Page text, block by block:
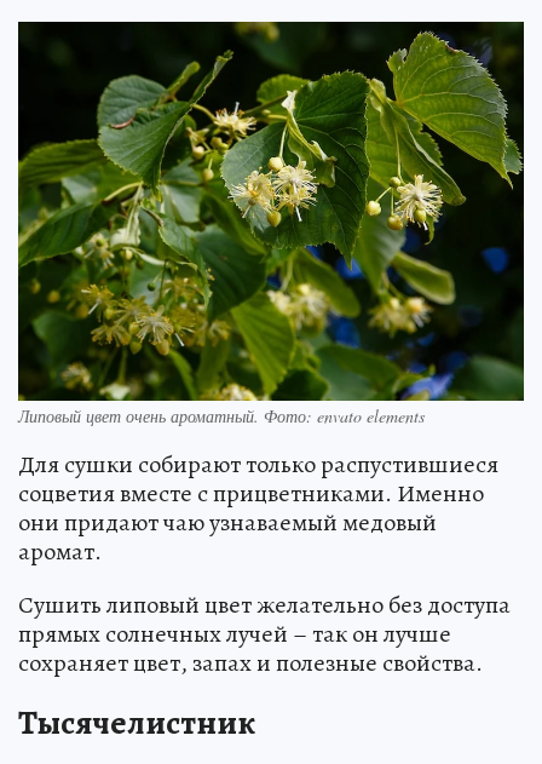
Липовый цвет очень ароматный. Фото: envato elements
Для сушки собирают только распустившиеся
соцветия вместе с прицветниками. Именно
они придают чаю узнаваемый медовый
аромат.
Сушить липовый цвет желательно без доступа
прямых солнечных лучей – так он лучше
сохраняет цвет, запах и полезные свойства.
Тысячелистник